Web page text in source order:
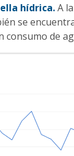
hídrica.A
se
de